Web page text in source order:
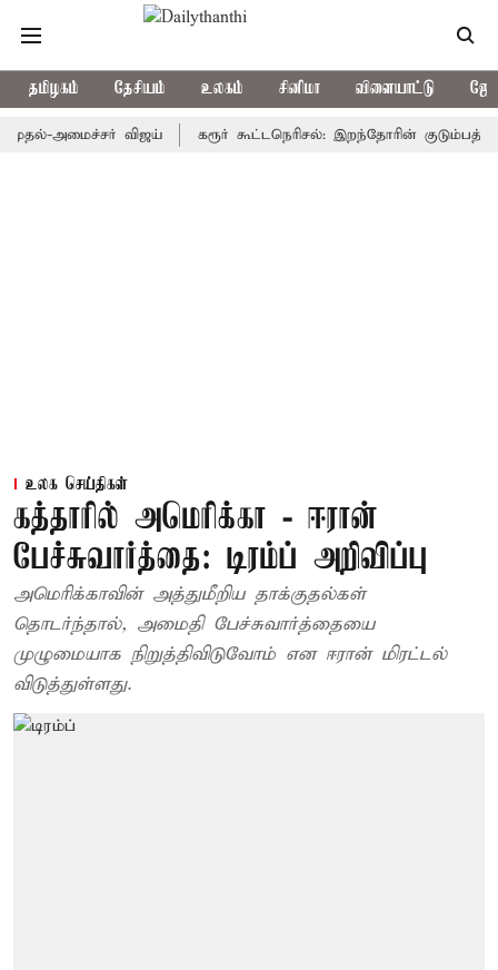
தமிழகம் தேசியம் உலகம் சினிமா விளையாட்டு
அமைச்சர் விஜய் கரூர் கூட்டநெரிசல்: இறந்தோரின்
உலக செய்திகள்
கத்தாரில் அமெரிக்கா - ஈரான்
பேச்சுவார்த்தை: டிரம்ப் அறிவிப்பு
அமெரிக்காவின் அத்துமீறிய தாக்குதல்கள்
தொடர்ந்தால், அமைதி பேச்சுவார்த்தையை
முழுமையாக நிறுத்திவிடுவோம் என ஈரான் மிரட்டல்
விடுத்துள்ளது.